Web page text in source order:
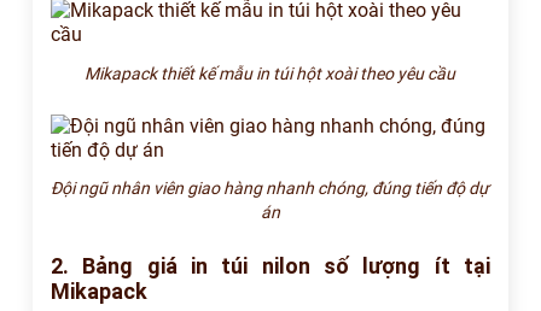
Mikapack thiết kế mẫu in túi hột xoài theo yêu cầu
Đội ngũ nhân viên giao hàng nhanh chóng, đúng tiến độ dự
án
2. Bảng giá in túi nilon số lượng ít tại
Mikapack